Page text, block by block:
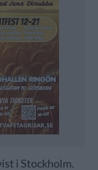
i Stockholm.